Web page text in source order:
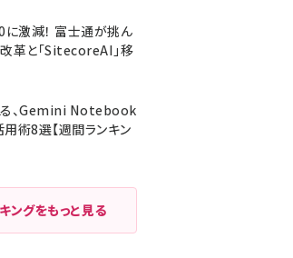
激減！ 富士通が挑ん
革と「SitecoreAI」移
る、Gemini Notebook
術8選【週間ランキン
ングをもっと見る